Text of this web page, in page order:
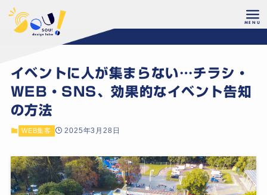
ホーム WEB集客
イベントに人が集まらない…チラシ・
WEB・SNS、効果的なイベント告知
の方法
WEB集客 2025年3月28日